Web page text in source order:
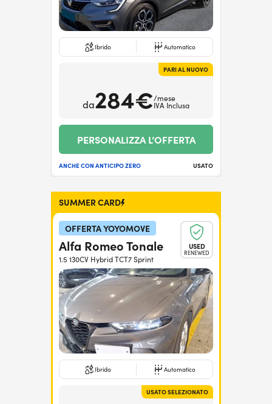
Ibrido Automatico
PARI AL NUOVO
da284€/mese
IVA Inclusa
PERSONALIZZA L’OFFERTA
ANCHE CON ANTICIPO ZERO USATO
SUMMER CARD
OFFERTA YOYOMOVE
USED
RENEWED
Alfa Romeo Tonale
1.5 130CV Hybrid TCT7 Sprint
Ibrido Automatico
USATO SELEZIONATO